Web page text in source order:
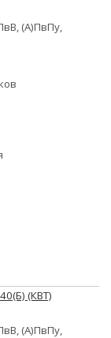
(А)ПвПу,
(КВТ)
(А)ПвПу,